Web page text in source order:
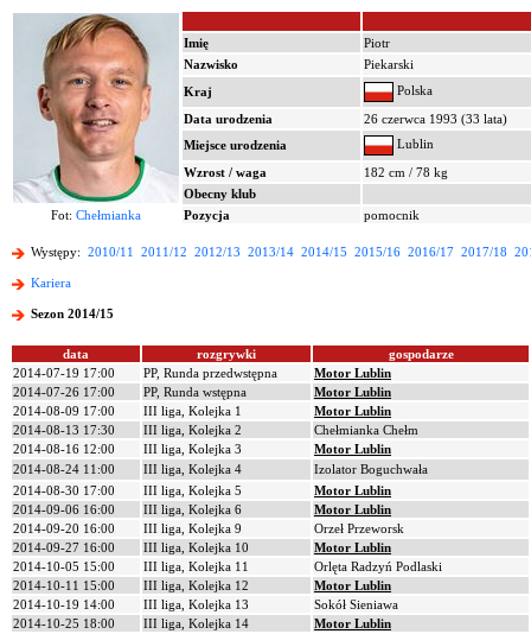
Imię
Piotr
Nazwisko
Piekarski
Kraj
Polska
Data urodzenia
26 czerwca 1993 (33 lata)
Miejsce urodzenia
Lublin
Wzrost / waga
182 cm / 78 kg
Obecny klub
Fot: Chełmianka Pozycja pomocnik
Występy: 2010/11 2011/12 2012/13 2013/14 2014/15 2015/16 2016/17 2017/18
Kariera
Sezon 2014/15
data rozgrywki
gospodarze
2014-07-19 17:00
PP, Runda przedwstępna
Motor Lublin
2014-07-26 17:00
PP, Runda wstępna
Motor Lublin
2014-08-09 17:00
III liga, Kolejka 1
Motor Lublin
2014-08-13 17:30
III liga, Kolejka 2
Chełmianka Chełm
2014-08-16 12:00
III liga, Kolejka 3
Motor Lublin
2014-08-24 11:00
III liga, Kolejka 4
Izolator Boguchwała
2014-08-30 17:00
III liga, Kolejka 5
Motor Lublin
2014-09-06 16:00
III liga, Kolejka 6
Motor Lublin
2014-09-20 16:00
III liga, Kolejka 9
Orzeł Przeworsk
2014-09-27 16:00
III liga, Kolejka 10
Motor Lublin
2014-10-05 15:00
III liga, Kolejka 11
Orlęta Radzyń Podlaski
2014-10-11 15:00
III liga, Kolejka 12
Motor Lublin
2014-10-19 14:00
III liga, Kolejka 13
Sokół Sieniawa
2014-10-25 18:00
III liga, Kolejka 14
Motor Lublin